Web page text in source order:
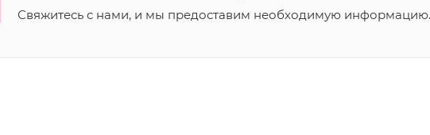
Свяжитесь с нами, и мы предоставим необходимую информацию.